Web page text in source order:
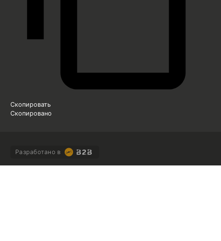
Скопировать
Скопировано
Разработано в